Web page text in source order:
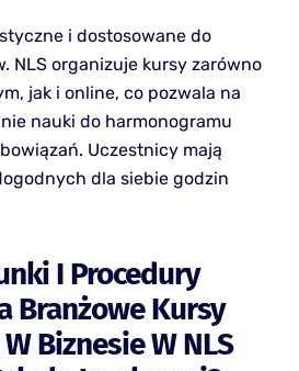
i dostosowane do
NLS organizuje kursy zarówno
jak i online, co pozwala na
nauki do harmonogramu
Uczestnicy mają
dla siebie godzin
I Procedury
Branżowe Kursy
Biznesie W NLS